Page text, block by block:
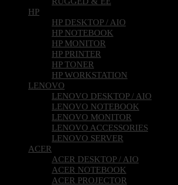
HP
HP DESKTOP / AIO
HP NOTEBOOK
HP MONITOR
HP PRINTER
HP TONER
HP WORKSTATION
LENOVO
LENOVO DESKTOP / AIO
LENOVO NOTEBOOK
LENOVO MONITOR
LENOVO ACCESSORIES
LENOVO SERVER
ACER
ACER DESKTOP / AIO
ACER NOTEBOOK
ACER PROJECTOR